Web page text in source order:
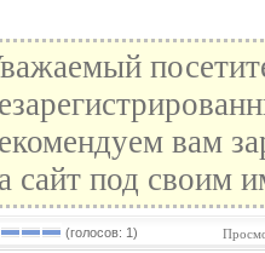
вам
сайт под своим
(голосов: 1)